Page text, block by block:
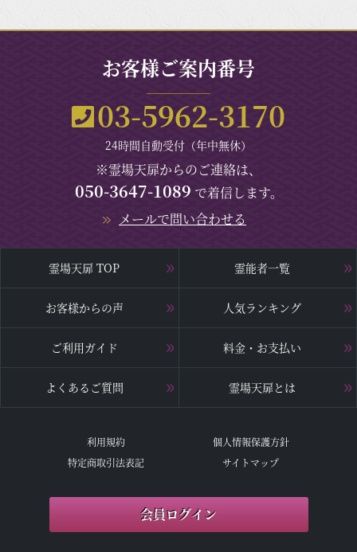
お客様ご案内番号
03-5962-3170
24時間自動受付（年中無休）
※霊場天扉からのご連絡は、
050-3647-1089 で着信します。
メールで問い合わせる
霊場天扉 TOP 霊能者一覧
お客様からの声 人気ランキング
ご利用ガイド 料金・お支払い
よくあるご質問 霊場天扉とは
利用規約
特定商取引法表記
個人情報保護方針
サイトマップ
会員ログイン